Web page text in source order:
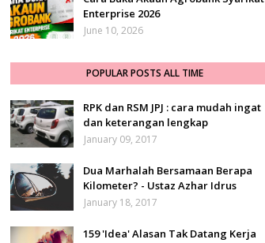
Enterprise 2026
June 10, 2026
POPULAR POSTS ALL TIME
RPK dan RSM JPJ : cara mudah ingat
dan keterangan lengkap
January 09, 2017
Dua Marhalah Bersamaan Berapa
Kilometer? - Ustaz Azhar Idrus
January 18, 2017
159 'Idea' Alasan Tak Datang Kerja